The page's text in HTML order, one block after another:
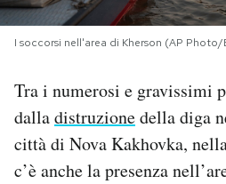
I MIEI PREFERITI
SHOP
CALENDARIO
I soccorsi nell'area di Kherson (AP
Tra i numerosi e gravissimi
dalladistruzionedella diga
città di Nova Kakhovka,
c’è anche la presenza